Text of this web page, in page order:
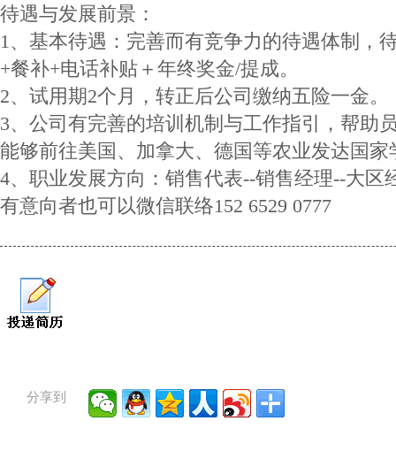
待遇与发展前景：
1、基本待遇：完善而有竞争力的待遇体制，
+餐补+电话补贴＋年终奖金/提成。
2、试用期2个月，转正后公司缴纳五险一金。
3、公司有完善的培训机制与工作指引，帮助
能够前往美国、加拿大、德国等农业发达国家
4、职业发展方向：销售代表--销售经理--大区
有意向者也可以微信联络152 6529 0777
分享到